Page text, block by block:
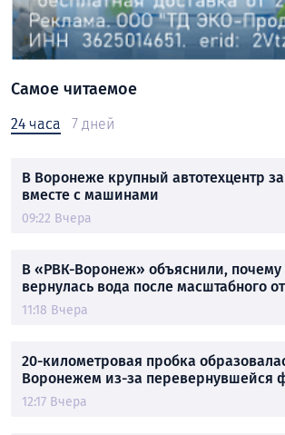
Самое читаемое
24 часа 7 дней
В Воронеже крупный автотехцентр
вместе с машинами
09:22 Вчера
В «РВК-Воронеж» объяснили, почему
вернулась вода после масштабного
11:18 Вчера
20-километровая пробка
Воронежем из-за перевернувшейся
12:17 Вчера